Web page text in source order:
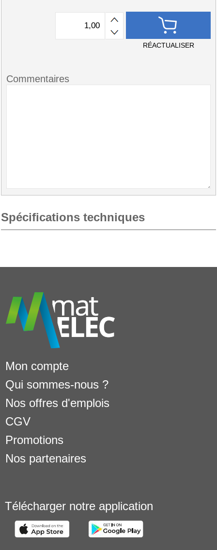
RÉACTUALISER
Commentaires
Spécifications techniques
Mon compte
Qui sommes-nous ?
Nos offres d'emplois
CGV
Promotions
Nos partenaires
Télécharger notre application